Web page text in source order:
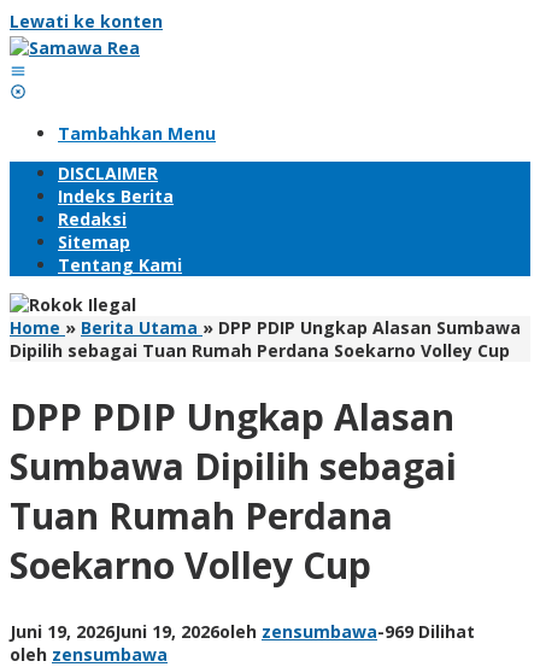
Lewati ke konten
Tambahkan Menu
DISCLAIMER
Indeks Berita
Redaksi
Sitemap
Tentang Kami
Home » Berita Utama » DPP PDIP Ungkap Alasan Sumbawa
Dipilih sebagai Tuan Rumah Perdana Soekarno Volley Cup
DPP PDIP Ungkap Alasan
Sumbawa Dipilih sebagai
Tuan Rumah Perdana
Soekarno Volley Cup
Juni 19, 2026Juni 19, 2026oleh zensumbawa-969 Dilihat
oleh zensumbawa